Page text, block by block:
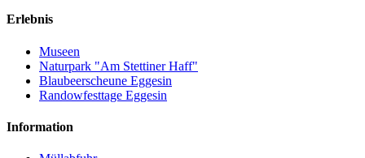
Erlebnis
Museen
Naturpark "Am Stettiner Haff"
Blaubeerscheune Eggesin
Randowfesttage Eggesin
Information